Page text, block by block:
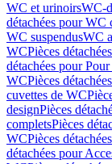
WC et urinoirsWC-
détachées pour WC
WC suspendusWC
WCPièces
détachées pour
WCPièces
cuvettes de WC
designPièces
completsPièces
WCPièces
détachées pour